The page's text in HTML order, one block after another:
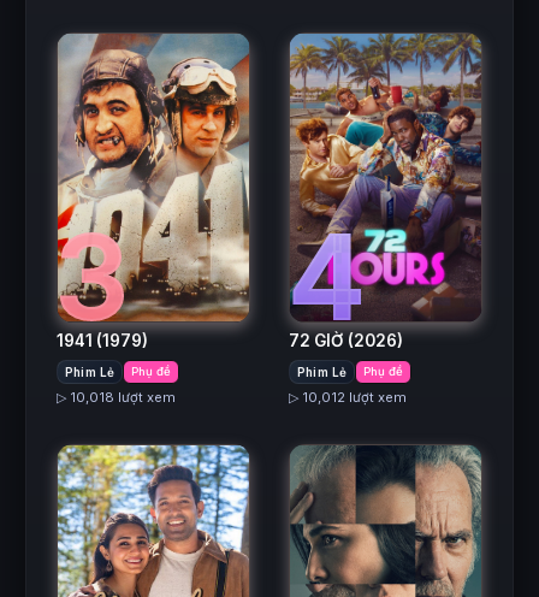
3
1941 (1979)
Phim Lẻ Phụ đề
▷ 10,018 lượt xem
4
72 GIỜ (2026)
Phim Lẻ Phụ đề
▷ 10,012 lượt xem